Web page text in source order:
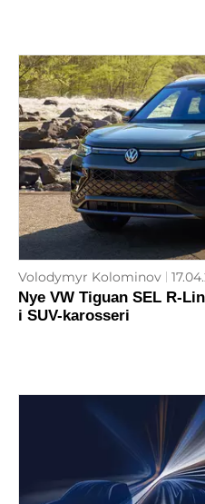
Volodymyr Kolominov
Nye VW Tiguan SEL R-
i SUV-karosseri